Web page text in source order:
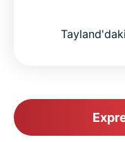
FAQs about
Get ExpressVPN